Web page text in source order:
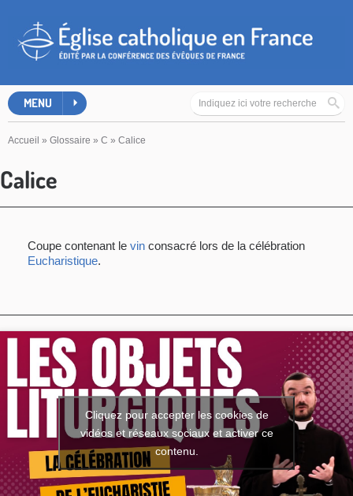
MENU
Accueil » Glossaire » C » Calice
Calice
Coupe contenant le vin consacré lors de la célébration
Eucharistique.
Cliquez pour accepter les cookies de
vidéos et réseaux sociaux et activer ce
contenu.